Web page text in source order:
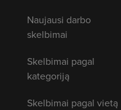
Naujausi darbo
skelbimai
Skelbimai pagal
kategoriją
Skelbimai pagal vietą